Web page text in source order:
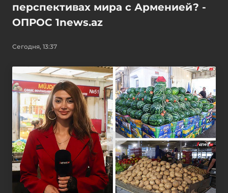
перспективах мира с Арменией? -
ОПРОС 1news.az
Сегодня, 13:37